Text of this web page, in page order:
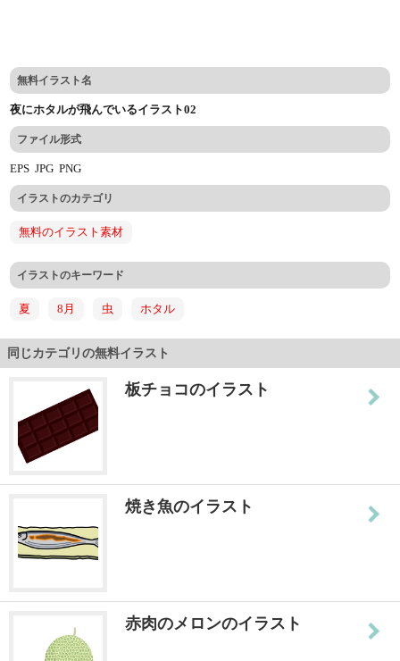
無料イラスト名
夜にホタルが飛んでいるイラスト02
ファイル形式
EPSJPGPNG
イラストのカテゴリ
無料のイラスト素材
イラストのキーワード
夏 8月 虫 ホタル
同じカテゴリの無料イラスト
板チョコのイラスト
焼き魚のイラスト
赤肉のメロンのイラスト